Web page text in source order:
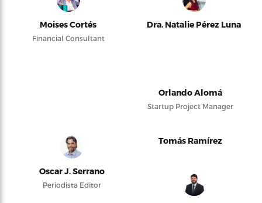
Moises Cortés
Financial Consultant
Dra. Natalie Pérez Luna
Orlando Alomá
Startup Project Manager
Oscar J. Serrano
Periodista Editor
Tomás Ramírez